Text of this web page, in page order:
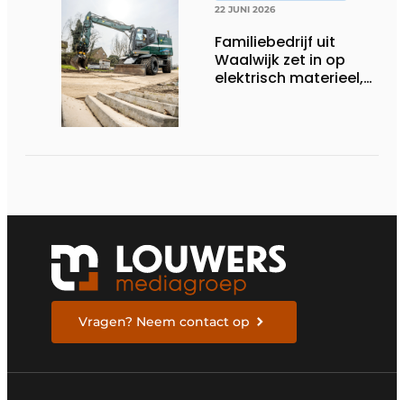
22 JUNI 2026
Familiebedrijf uit
Waalwijk zet in op
elektrisch materieel,
Vragen? Neem contact op